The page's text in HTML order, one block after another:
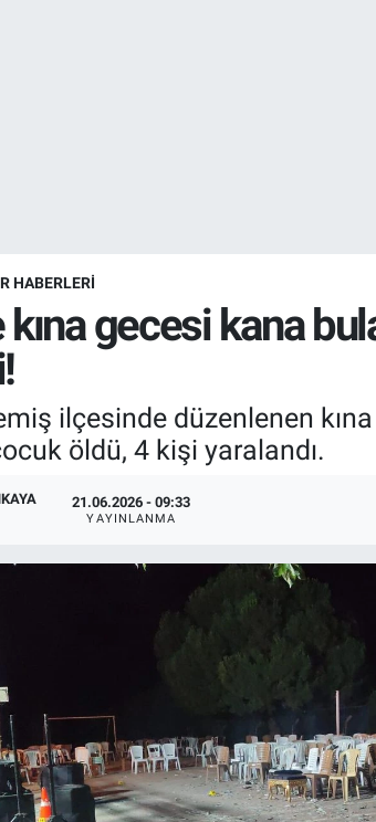
HABERLERİ
kına gecesi kana
ilçesinde düzenlenen
öldü, 4 kişi yaralandı.
21.06.2026 - 09:33
YAYINLANMA